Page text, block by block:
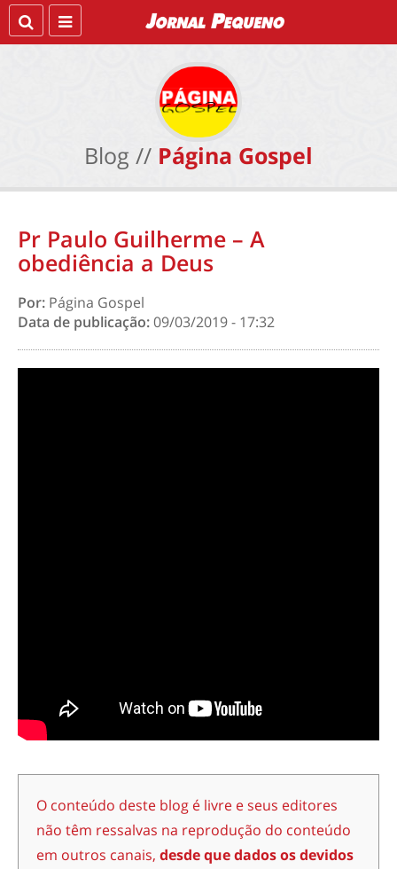
Blog // Página Gospel
Pr Paulo Guilherme – A
obediência a Deus
Por: Página Gospel
Data de publicação:09/03/2019 - 17:32
O conteúdo deste blog é livre e seus editores
não têm ressalvas na reprodução do conteúdo
em outros canais, desde que dados os devidos